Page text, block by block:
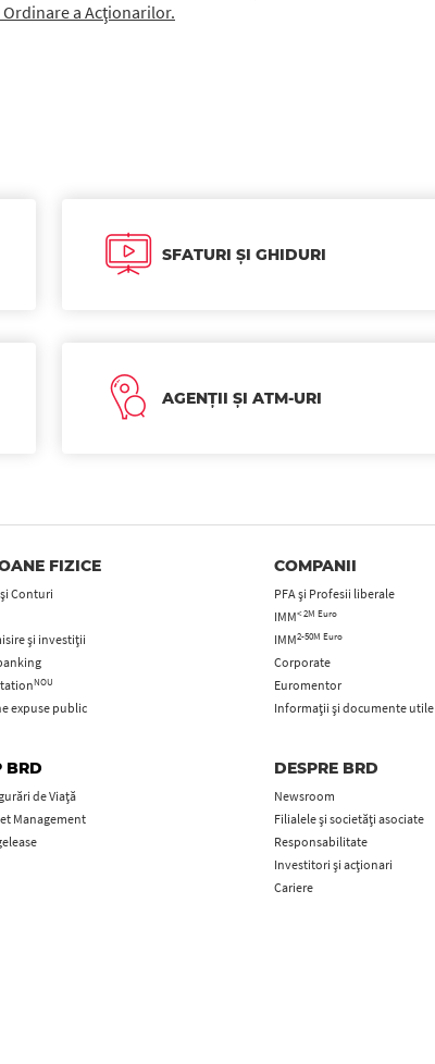
a Acţionarilor.
SFATURI ȘI GHIDURI
AGENȚII ȘI ATM-URI
FIZICE
Conturi
și investiții
NOU
expuse public
COMPANII
PFA şi Profesii liberale
IMM< 2M Euro
IMM2-50M Euro
Corporate
Euromentor
Informații și documente utile
BRD
de Viață
Management
DESPRE BRD
Newsroom
Filialele și societăți asociate
Responsabilitate
Investitori și acționari
Cariere